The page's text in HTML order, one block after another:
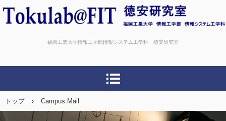
福岡工業大学情報工学部情報システム工学科 徳安研究室
トップ › Campus Mail